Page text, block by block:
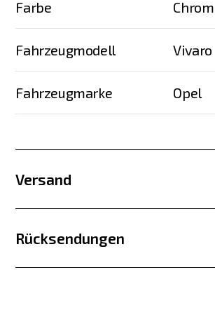
Farbe Chrom
Fahrzeugmodell Vivaro
Fahrzeugmarke Opel
Versand
Rücksendungen